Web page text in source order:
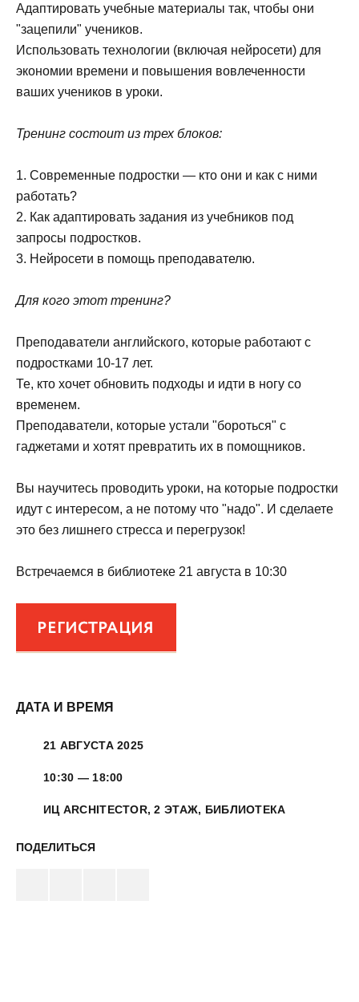
Адаптировать учебные материалы так, чтобы они
"зацепили" учеников.
Использовать технологии (включая нейросети) для
экономии времени и повышения вовлеченности
ваших учеников в уроки.
Тренинг состоит из трех блоков:
1. Современные подростки — кто они и как с ними
работать?
2. Как адаптировать задания из учебников под
запросы подростков.
3. Нейросети в помощь преподавателю.
Для кого этот тренинг?
Преподаватели английского, которые работают с
подростками 10-17 лет.
Те, кто хочет обновить подходы и идти в ногу со
временем.
Преподаватели, которые устали "бороться" с
гаджетами и хотят превратить их в помощников.
Вы научитесь проводить уроки, на которые подростки
идут с интересом, а не потому что "надо". И сделаете
это без лишнего стресса и перегрузок!
Встречаемся в библиотеке 21 августа в 10:30
ДАТА И ВРЕМЯ
21 АВГУСТА 2025
10:30 — 18:00
ИЦ ARCHITECTOR, 2 ЭТАЖ, БИБЛИОТЕКА
ПОДЕЛИТЬСЯ